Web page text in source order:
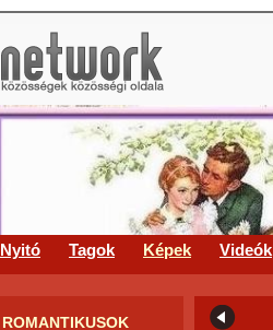
Nyitó Tagok Képek Videók
ROMANTIKUSOK